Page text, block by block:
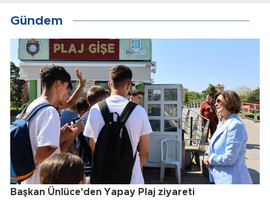
Gündem
Başkan Ünlüce'den Yapay Plaj ziyareti